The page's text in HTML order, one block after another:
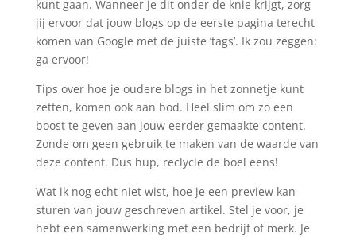
kunt gaan. Wanneer je dit onder de knie krijgt, zorg
jij ervoor dat jouw blogs op de eerste pagina terecht
komen van Google met de juiste ’tags’. Ik zou zeggen:
ga ervoor!
Tips over hoe je oudere blogs in het zonnetje kunt
zetten, komen ook aan bod. Heel slim om zo een
boost te geven aan jouw eerder gemaakte content.
Zonde om geen gebruik te maken van de waarde van
deze content. Dus hup, reclycle de boel eens!
Wat ik nog echt niet wist, hoe je een preview kan
sturen van jouw geschreven artikel. Stel je voor, je
hebt een samenwerking met een bedrijf of merk. Je